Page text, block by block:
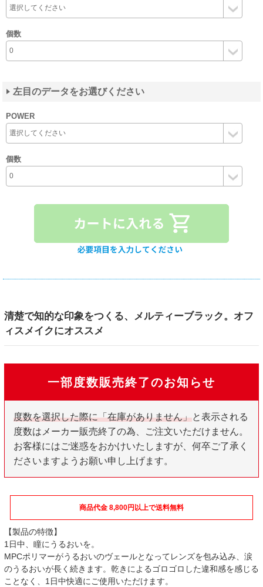
個数
左目のデータをお選びください
POWER
個数
清楚で知的な印象をつくる、メルティーブラック。オフ
ィスメイクにオススメ
一部度数販売終了のお知らせ
度数を選択した際に「在庫がありません」と表示される
度数はメーカー販売終了の為、ご注文いただけません。
お客様にはご迷惑をおかけいたしますが、何卒ご了承く
ださいますようお願い申し上げます。
商品代金 8,800円以上で送料無料
【製品の特徴】
1日中、瞳にうるおいを。
MPCポリマーがうるおいのヴェールとなってレンズを包み込み、涙
のうるおいが長く続きます。乾きによるゴロゴロした違和感を感じる
ことなく、1日中快適にご使用いただけます。